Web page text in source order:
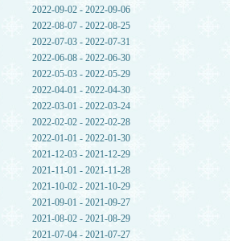
2022-09-02 - 2022-09-06
2022-08-07 - 2022-08-25
2022-07-03 - 2022-07-31
2022-06-08 - 2022-06-30
2022-05-03 - 2022-05-29
2022-04-01 - 2022-04-30
2022-03-01 - 2022-03-24
2022-02-02 - 2022-02-28
2022-01-01 - 2022-01-30
2021-12-03 - 2021-12-29
2021-11-01 - 2021-11-28
2021-10-02 - 2021-10-29
2021-09-01 - 2021-09-27
2021-08-02 - 2021-08-29
2021-07-04 - 2021-07-27